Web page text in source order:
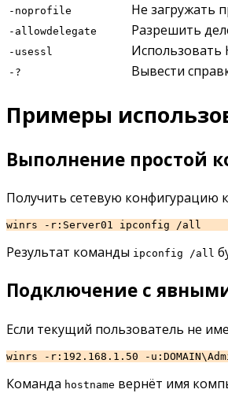
-noprofile Не загружать
-allowdelegate Разрешить
-usessl Использовать
-? Вывести
Примеры
Выполнение простой
Получить сетевую конфигурацию
winrs -r:Server01 ipconfig /all
Результат команды ipconfig /all
Подключение с
Если текущий пользователь не
winrs -r:192.168.1.50 -
Команда hostname вернёт имя